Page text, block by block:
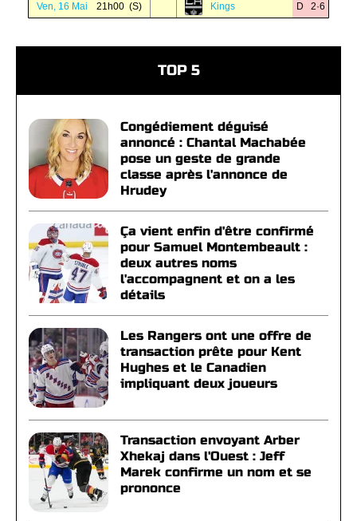
Ven, 16 Mai 21h00 (S) Kings D 2·6
TOP 5
Congédiement déguisé
annoncé : Chantal Machabée
pose un geste de grande
classe après l'annonce de
Hrudey
Ça vient enfin d'être confirmé
pour Samuel Montembeault :
deux autres noms
l'accompagnent et on a les
détails
Les Rangers ont une offre de
transaction prête pour Kent
Hughes et le Canadien
impliquant deux joueurs
Transaction envoyant Arber
Xhekaj dans l'Ouest : Jeff
Marek confirme un nom et se
prononce